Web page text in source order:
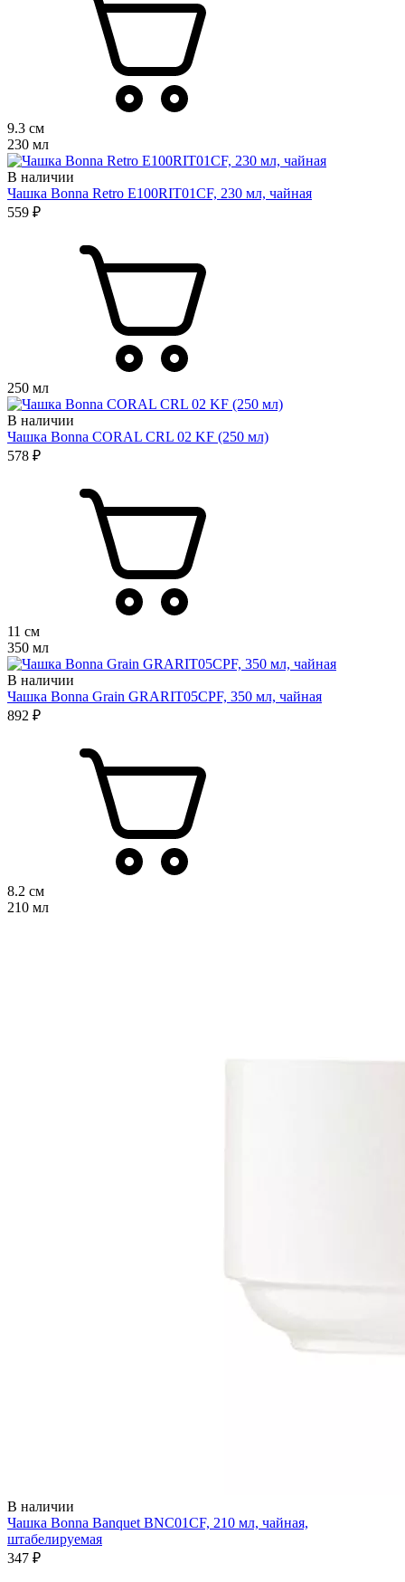
9.3 см
230 мл
В наличии
Чашка Bonna Retro E100RIT01CF, 230 мл, чайная
559 ₽
250 мл
В наличии
Чашка Bonna CORAL CRL 02 KF (250 мл)
578 ₽
11 см
350 мл
В наличии
Чашка Bonna Grain GRARIT05CPF, 350 мл, чайная
892 ₽
8.2 см
210 мл
В наличии
Чашка Bonna Banquet BNC01CF, 210 мл, чайная,
штабелируемая
347 ₽